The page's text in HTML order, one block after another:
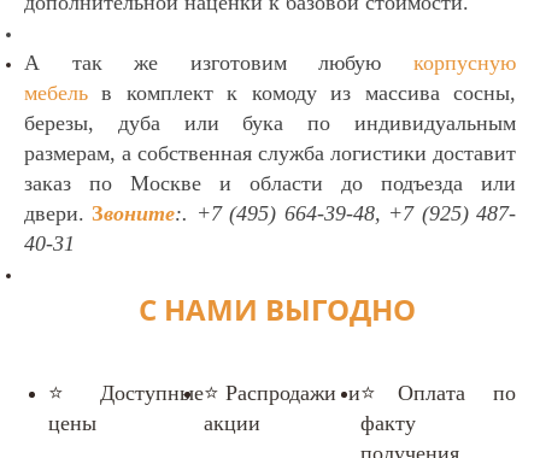
А так же изготовим любую
корпусную
мебель в комплект к комоду из массива сосны,
березы, дуба или бука по индивидуальным
размерам, а собственная служба логистики доставит
заказ по Москве и области до подъезда или
двери. Звоните:. +7(495) 664-39-48, +7 (925) 487-
40-31
С НАМИ ВЫГОДНО
⭐Доступные
цены
⭐Распродажи и
акции
⭐Оплата по
факту